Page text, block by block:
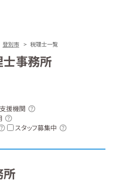
登別市 税理士一覧
事務所
援機関
スタッフ募集中
所